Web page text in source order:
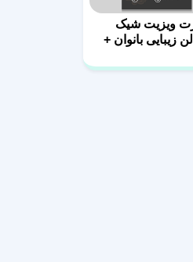
ویزیت شیک
زیبایی بانوان +